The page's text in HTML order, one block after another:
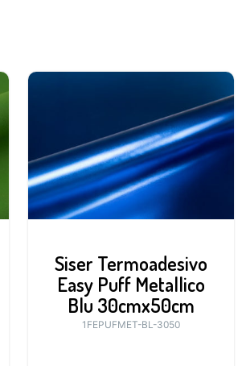
Siser Termoadesivo
Easy Puff Metallico
Blu 30cmx50cm
1FEPUFMET-BL-3050